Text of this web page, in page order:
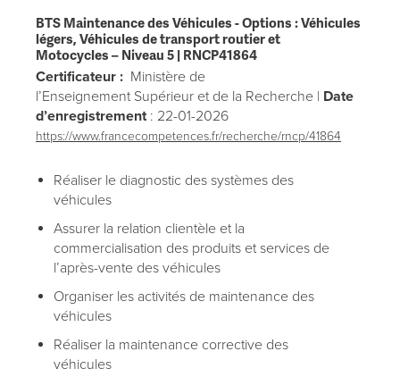
BTS Maintenance des Véhicules - Options : Véhicules
légers, Véhicules de transport routier et
Motocycles– Niveau 5 |RNCP41864
Certificateur : Ministère de
l’Enseignement Supérieur et de la Recherche | Date
d’enregistrement: 22-01-2026
https://www.francecompetences.fr/recherche/rncp/41864
Réaliser le diagnostic des systèmes des
véhicules
Assurer la relation clientèle et la
commercialisation des produits et services de
l’après-vente des véhicules
Organiser les activités de maintenance des
véhicules
Réaliser la maintenance corrective des
véhicules